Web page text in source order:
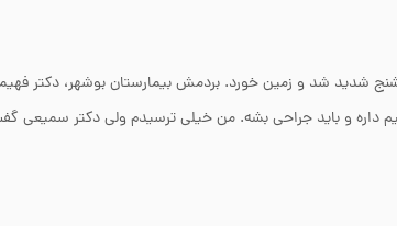
شدید شد و زمین خورد. بردمش بیمارستان بوشهر، دکتر
داره و باید جراحی بشه. من خیلی ترسیدم ولی دکتر سمیعی
و تومور کامل برداشته شد. خواهرم الآن دیگه تشنج نداره و